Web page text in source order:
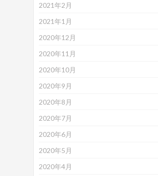
2021年2月
2021年1月
2020年12月
2020年11月
2020年10月
2020年9月
2020年8月
2020年7月
2020年6月
2020年5月
2020年4月